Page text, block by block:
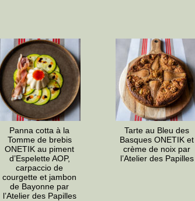
Panna cotta à la
Tomme de brebis
ONETIK au piment
d’Espelette AOP,
carpaccio de
courgette et jambon
de Bayonne par
l’Atelier des Papilles
Tarte au Bleu des
Basques ONETIK et
crème de noix par
l’Atelier des Papilles